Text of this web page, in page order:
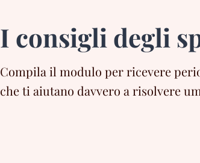
I consigli degli
Compila il modulo per ricevere
che ti aiutano davvero a risolvere